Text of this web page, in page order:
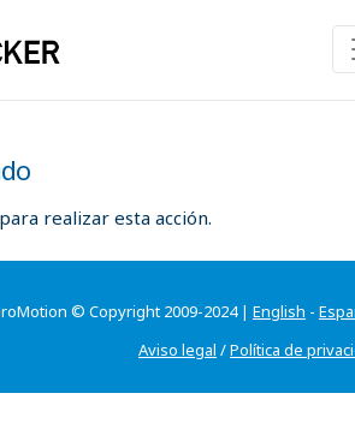
realizar esta acción.
© Copyright 2009-2024 | English -
Aviso legal /Política de